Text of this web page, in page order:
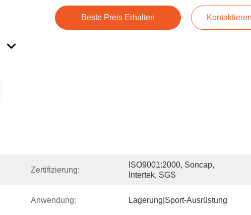
Beste Preis Erhalten
Zertifizierung:
ISO9001:2000, Soncap,
Intertek, SGS
Anwendung: Lagerung|Sport-Ausrüstung